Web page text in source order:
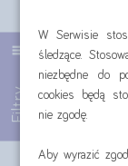
Filtry
Filtr:
W Serwisie
śledzące.
niezbędne do
cookies będą
nie zgodę.
Aby wyrazić